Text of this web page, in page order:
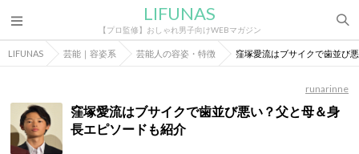
LIFUNAS
【プロ監修】おしゃれ男子向けWEBマガジン
LIFUNAS 芸能｜容姿系 芸能人の容姿・特徴 窪塚愛流はブサイクで歯並び
runarinne
窪塚愛流はブサイクで歯並び悪い？父と母＆身
長エピソードも紹介